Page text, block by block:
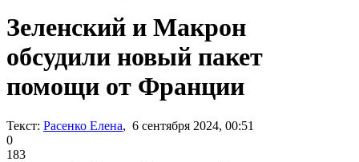
Зеленский и Макрон
обсудили новый пакет
помощи от Франции
Текст: Расенко Елена, 6 сентября 2024, 00:51
0
183